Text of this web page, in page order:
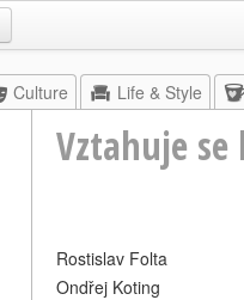
Culture Life & Style
Vztahuje se
Rostislav Folta
Ondřej Koting